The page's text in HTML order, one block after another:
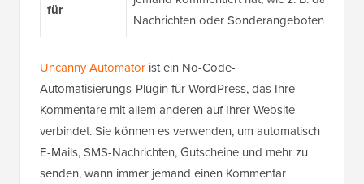
für
Nachrichten oder Sonderangeboten.
Uncanny Automator ist ein No-Code-
Automatisierungs-Plugin für WordPress, das Ihre
Kommentare mit allem anderen auf Ihrer Website
verbindet. Sie können es verwenden, um automatisch
E-Mails, SMS-Nachrichten, Gutscheine und mehr zu
senden, wann immer jemand einen Kommentar